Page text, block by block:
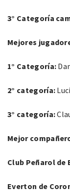
3° Categoría
Mejores
1° Categoría:
2° categoría:
3° categoría:
Mejor
Club Peñarol de
Everton de